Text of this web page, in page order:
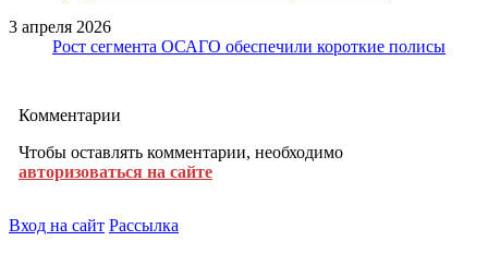
3 апреля 2026
Рост сегмента ОСАГО обеспечили короткие полисы
Комментарии
Чтобы оставлять комментарии, необходимо
авторизоваться на сайте
Вход на сайт Рассылка